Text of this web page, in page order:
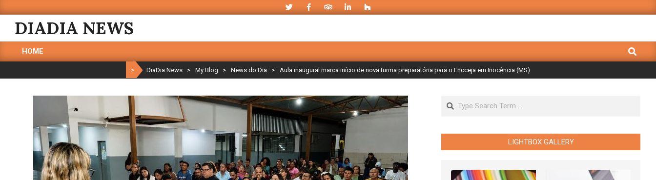
to
contentDIADIA NEWS
Primary
Menu
HOME Search
> DiaDia News > My Blog > News do Dia > Aula inaugural marca início de nova turma preparatória para o Encceja em Inocência (MS)
Search
LIGHTBOX GALLERY